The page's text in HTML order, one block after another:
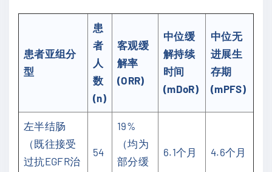
患者亚组分
型
患
者
人
数
(n)
客观缓
解率
(ORR)
中位缓
解持续
时间
(mDoR)
中位无
进展生
存期
(mPFS)
左半结肠
（既往接受
过抗EGFR治
54
19%
（均为
部分缓
6.1个月 4.6个月